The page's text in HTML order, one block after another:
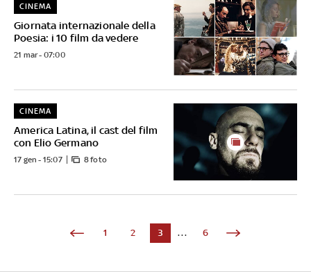
Giornata internazionale della
Poesia: i 10 film da vedere
CINEMA
21 mar - 07:00
America Latina, il cast del film
con Elio Germano
CINEMA
17 gen - 15:07 8 foto
1 2 3 ... 6